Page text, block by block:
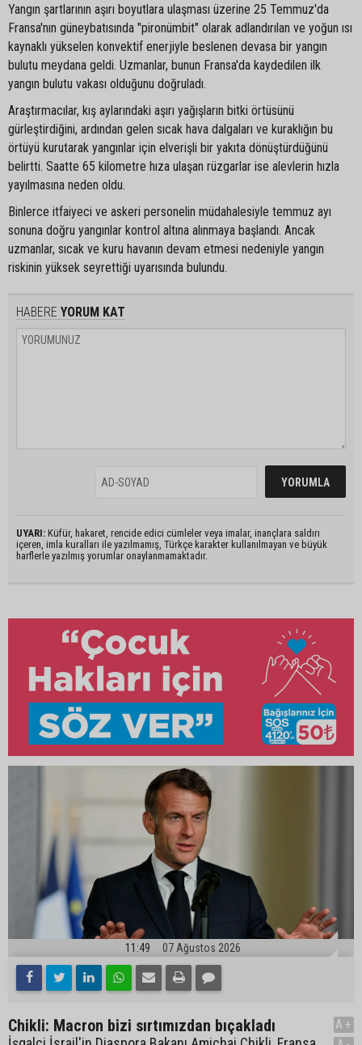
Yangın şartlarının aşırı boyutlara ulaşması üzerine 25 Temmuz'da
Fransa'nın güneybatısında "pironümbit" olarak adlandırılan ve yoğun ısı
kaynaklı yükselen konvektif enerjiyle beslenen devasa bir yangın
bulutu meydana geldi. Uzmanlar, bunun Fransa'da kaydedilen ilk
yangın bulutu vakası olduğunu doğruladı.
Araştırmacılar, kış aylarındaki aşırı yağışların bitki örtüsünü
gürleştirdiğini, ardından gelen sıcak hava dalgaları ve kuraklığın bu
örtüyü kurutarak yangınlar için elverişli bir yakıta dönüştürdüğünü
belirtti. Saatte 65 kilometre hıza ulaşan rüzgarlar ise alevlerin hızla
yayılmasına neden oldu.
Binlerce itfaiyeci ve askeri personelin müdahalesiyle temmuz ayı
sonuna doğru yangınlar kontrol altına alınmaya başlandı. Ancak
uzmanlar, sıcak ve kuru havanın devam etmesi nedeniyle yangın
riskinin yüksek seyrettiği uyarısında bulundu.
HABERE YORUM KAT
UYARI: Küfür, hakaret, rencide edici cümleler veya imalar, inançlara saldırı
içeren, imla kuralları ile yazılmamış, Türkçe karakter kullanılmayan ve büyük
harflerle yazılmış yorumlar onaylanmamaktadır.
11:49 07 Ağustos 2026
Chikli: Macron bizi sırtımızdan bıçakladı
A+